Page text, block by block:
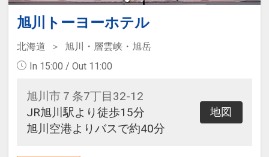
旭川トーヨーホテル
北海道
旭川・層雲峡・旭岳
In 15:00 / Out 11:00
旭川市７条7丁目32-12
JR旭川駅より徒歩15分
旭川空港よりバスで約40分
地図